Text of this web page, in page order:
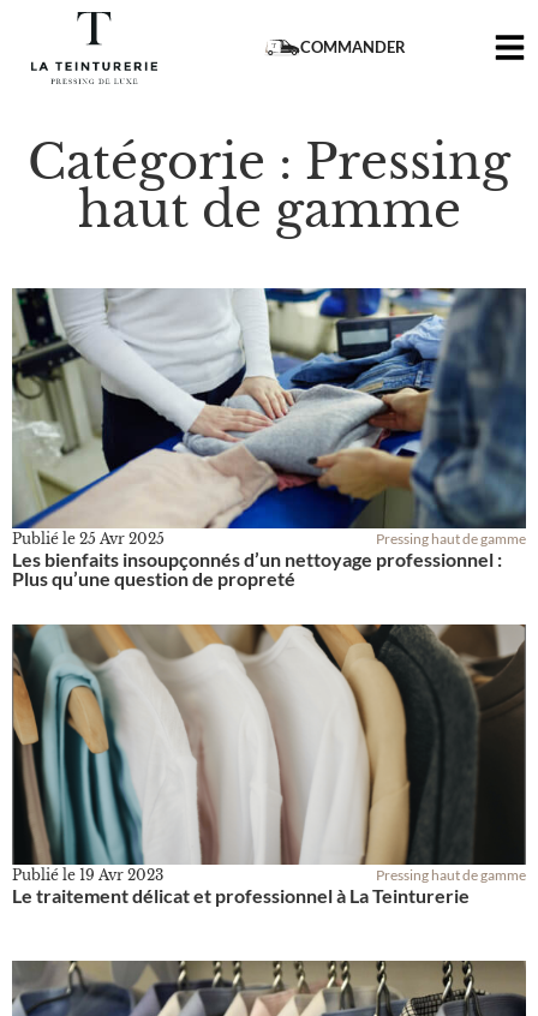
COMMANDER
Catégorie : Pressing
haut de gamme
Publié le 25 Avr 2025 Pressing haut de gamme
Les bienfaits insoupçonnés d’un nettoyage professionnel :
Plus qu’une question de propreté
Publié le 19 Avr 2023 Pressing haut de gamme
Le traitement délicat et professionnel à La Teinturerie